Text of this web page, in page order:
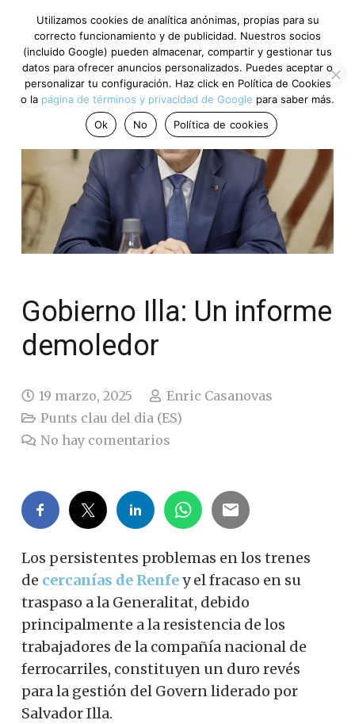
Gobierno Illa: Un informe
demoledor
19 marzo, 2025
Enric Casanovas
Punts clau del dia (ES)
No hay comentarios
Los persistentes problemas en los trenes
de cercanías de Renfey el fracaso en su
traspaso a la Generalitat, debido
principalmente a la resistencia de los
trabajadores de la compañía nacional de
ferrocarriles, constituyen un duro revés
para la gestión del Govern liderado por
Salvador Illa.
Utilizamos cookies de analítica anónimas, propias para su
correcto funcionamiento y de publicidad. Nuestros socios
(incluido Google) pueden almacenar, compartir y gestionar tus
datos para ofrecer anuncios personalizados. Puedes aceptar o
personalizar tu configuración. Haz click en Política de Cookies
o la página de términos y privacidad de Google para saber más.
Ok
No Política de cookies